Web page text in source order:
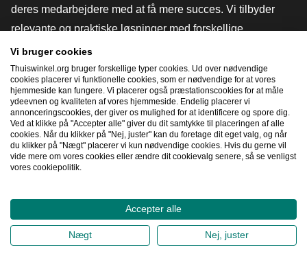
deres medarbejdere med at få mere succes. Vi tilbyder
relevante og praktiske løsninger med forskellige
tillidsmærker, Thuiswinkel-anmeldelser, juridiske værktøjer
og rådgivning, fortalervirksomhed, markedsundersøgelser
og har vores egen uddannelsesplatform, Thuiswinkel e-
Academy.
Naviger hurtigt
2026©Thuiswinkel.org
Fortrolighedserklæring Cookieerklæring
Vi bruger cookies
Thuiswinkel.org bruger forskellige typer cookies. Ud over nødvendige
cookies placerer vi funktionelle cookies, som er nødvendige for at vores
hjemmeside kan fungere. Vi placerer også præstationscookies for at måle
ydeevnen og kvaliteten af ​​vores hjemmeside. Endelig placerer vi
annonceringscookies, der giver os mulighed for at identificere og spore dig.
Ved at klikke på "Accepter alle" giver du dit samtykke til placeringen af ​​alle
cookies. Når du klikker på "Nej, juster" kan du foretage dit eget valg, og når
du klikker på "Nægt" placerer vi kun nødvendige cookies. Hvis du gerne vil
vide mere om vores cookies eller ændre dit cookievalg senere, så se venligst
vores cookiepolitik.
Accepter alle
Nægt Nej, juster